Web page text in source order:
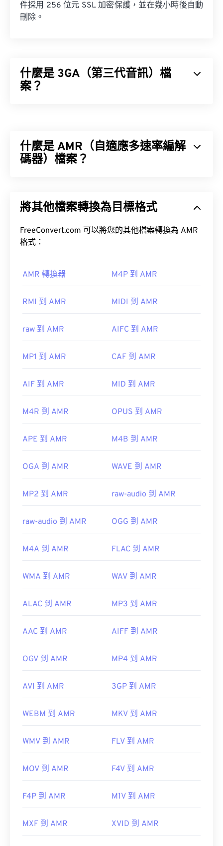
件採用 256 位元 SSL 加密保護，並在幾小時後自動
刪除。
什麼是 3GA（第三代音訊）檔
案？
針對窄頻訊號，因此不適合用於音樂檔案。
預設情況下，3GA 檔案會在VLC 媒體播放器
Mac
大多數手機的錄音機應用程式也能開啟 3GA 檔案。
由於 3GA 檔案常用於彩信，因此大多數 3G 行動裝
括 Media Player Classic、RealPlayer 和 MPlayer。
名，新增副檔名“3GP”，然後再次嘗試開啟。
開發者： 第三代合作夥伴計畫 (3GPP)
https://en.wikipedia.org/wiki/Adaptive_Multi-
https://download.cnet.com/s/3ga-player/
什麼是 AMR（自適應多速率編解
碼器）檔案？
此非常適合語音錄製和廣播。
全球行動通訊系統 (GSM)
通用行動通訊系
統 (UMTS)
如何開啟 AMR 檔案？
由於 AMR 檔案經常用於手機，包括彩信，因此大多
開發者： 第三代合作夥伴計畫 (3GPP)
初始版本：
https://en.wikipedia.org/wiki/Adaptive_Multi-
https://www.etsi.org/
將其他檔案轉換為目標格式
FreeConvert.com 可以將您的其他檔案轉換為 AMR
格式：
AMR 轉換器 M4P 到 AMR
RMI 到 AMR MIDI 到 AMR
raw 到 AMR AIFC 到 AMR
MP1 到 AMR CAF 到 AMR
AIF 到 AMR MID 到 AMR
M4R 到 AMR OPUS 到 AMR
APE 到 AMR M4B 到 AMR
OGA 到 AMR WAVE 到 AMR
MP2 到 AMR raw-audio 到 AMR
raw-audio 到 AMR OGG 到 AMR
M4A 到 AMR FLAC 到 AMR
WMA 到 AMR WAV 到 AMR
ALAC 到 AMR MP3 到 AMR
AAC 到 AMR AIFF 到 AMR
OGV 到 AMR MP4 到 AMR
AVI 到 AMR 3GP 到 AMR
WEBM 到 AMR MKV 到 AMR
WMV 到 AMR FLV 到 AMR
MOV 到 AMR F4V 到 AMR
F4P 到 AMR M1V 到 AMR
MXF 到 AMR XVID 到 AMR